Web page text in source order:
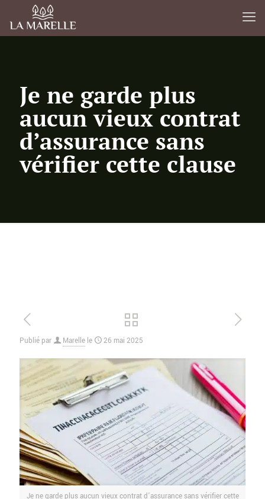
Je ne garde plus
aucun vieux contrat
d’assurance sans
vérifier cette clause
Publié par Marelle le 26 mai 2025
Je ne garde plus aucun vieux contrat d’assurance sans vérifier cette